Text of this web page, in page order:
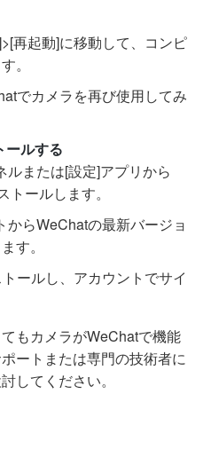
再起動]に移動して、コンピ
。
でカメラを再び使用してみ
ールする
ルまたは[設定]アプリから
ールします。
からWeChatの最新バージョ
す。
ールし、アカウントでサイ
もカメラがWeChatで機能
ートまたは専門の技術者に
してください。